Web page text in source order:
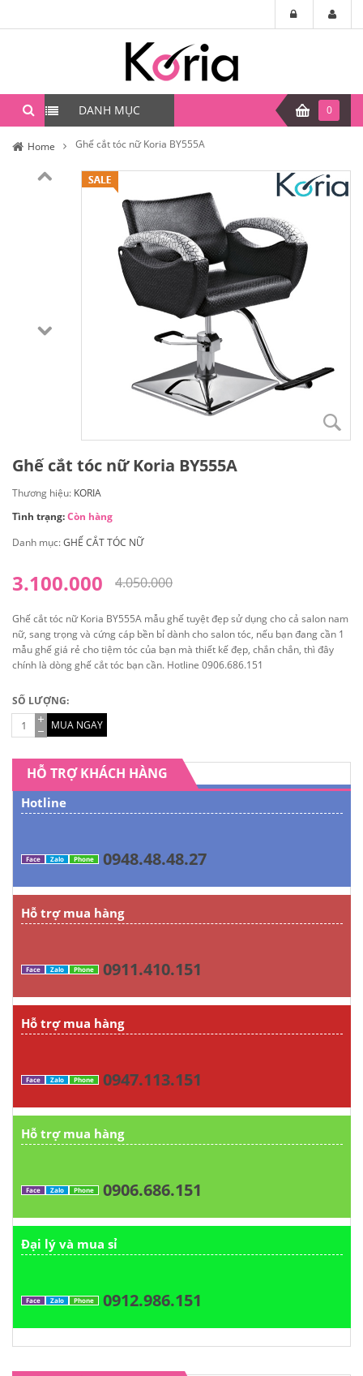
DANH MỤC 0
Home Ghế cắt tóc nữ Koria BY555A
Ghế cắt tóc nữ Koria BY555A
Thương hiệu: KORIA
Tình trạng:Còn hàng
Danh mục:GHẾ CẮT TÓC NỮ
4.050.000
3.100.000
Ghế cắt tóc nữ Koria BY555A mẫu ghế tuyệt đẹp sử dụng cho cả salon nam
nữ, sang trọng và cứng cáp bền bỉ dành cho salon tóc, nếu bạn đang cần 1
mẫu ghế giá rẻ cho tiệm tóc của bạn mà thiết kế đẹp, chắn chắn, thì đây
chính là dòng ghế cắt tóc bạn cần. Hotline 0906.686.151
SỐ LƯỢNG:
MUA NGAY
HỖ TRỢ KHÁCH HÀNG
Hotline
Face Zalo Phone 0948.48.48.27
Hỗ trợ mua hàng
Face Zalo Phone 0911.410.151
Hỗ trợ mua hàng
Face Zalo Phone 0947.113.151
Hỗ trợ mua hàng
Face Zalo Phone 0906.686.151
Đại lý và mua sỉ
Face Zalo Phone 0912.986.151